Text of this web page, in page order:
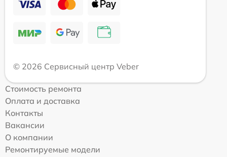
© 2026 Сервисный центр Veber
Стоимость ремонта
Оплата и доставка
Контакты
Вакансии
О компании
Ремонтируемые модели